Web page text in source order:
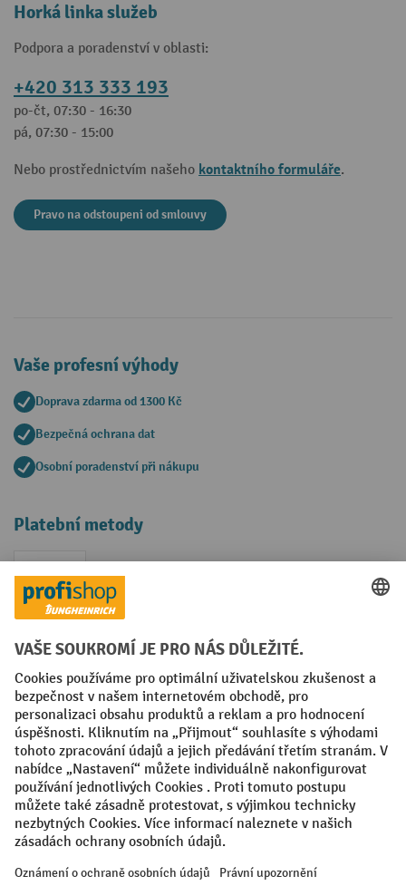
Horká linka služeb
Podpora a poradenství v oblasti:
+420 313 333 193
po-čt, 07:30 - 16:30
pá, 07:30 - 15:00
Nebo prostřednictvím našeho kontaktního formuláře.
Pravo na odstoupeni od smlouvy
Vaše profesní výhody
Doprava zdarma od 1300 Kč
Bezpečná ochrana dat
Osobní poradenství při nákupu
Platební metody
Faktura
Sociální sítě
Facebook
YouTubeLinkedIn
VODP Otisk
Prohlášení o ochraně osobních údajů
Nastavení ochrany osobních údajů
All prices excl. VAT plusshipping costsand possible delivery charges,